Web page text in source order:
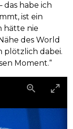
habe ich
ist ein
hätte nie
des World
plötzlich dabei.
Moment.“